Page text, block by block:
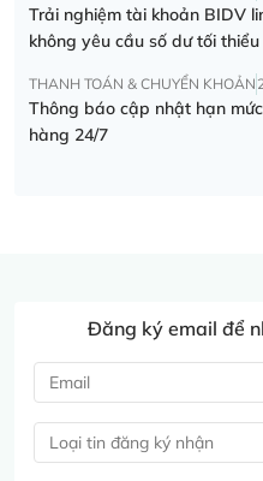
Trải nghiệm tài khoản BIDV
không yêu cầu số dư tối thiểu
THANH TOÁN & CHUYỂN KHOẢN
Thông báo cập nhật hạn
hàng 24/7
Đăng ký email để
Loại tin đăng ký nhận